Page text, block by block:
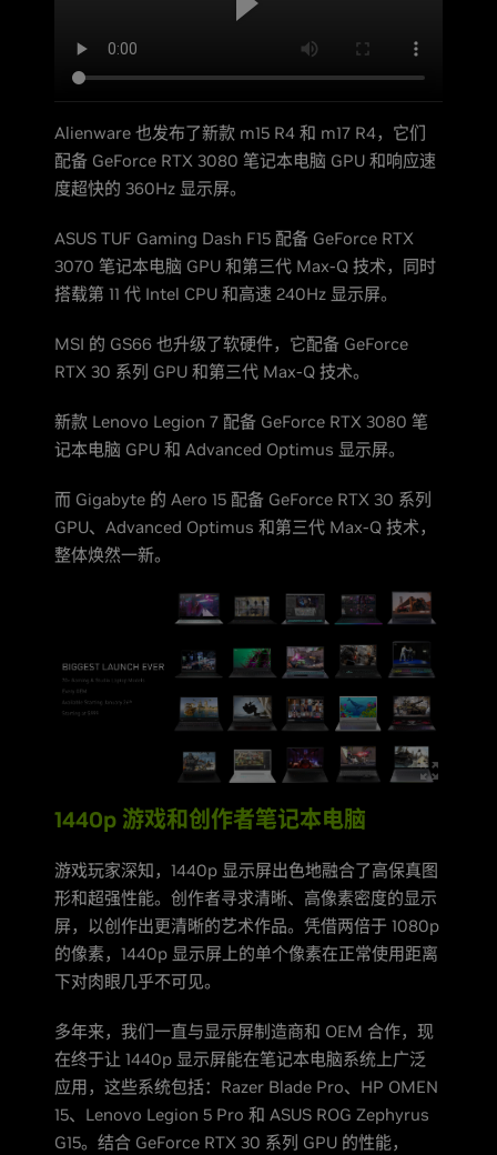
Alienware 也发布了新款 m15 R4 和 m17 R4，它们
配备 GeForce RTX 3080 笔记本电脑 GPU 和响应速
度超快的 360Hz 显示屏。
ASUS TUF Gaming Dash F15 配备 GeForce RTX
3070 笔记本电脑 GPU 和第三代 Max-Q 技术，同时
搭载第 11 代 Intel CPU 和高速 240Hz 显示屏。
MSI 的 GS66 也升级了软硬件，它配备 GeForce
RTX 30 系列 GPU 和第三代 Max-Q 技术。
新款 Lenovo Legion 7 配备 GeForce RTX 3080 笔
记本电脑 GPU 和 Advanced Optimus 显示屏。
而 Gigabyte 的 Aero 15 配备 GeForce RTX 30 系列
GPU、Advanced Optimus 和第三代 Max-Q 技术，
整体焕然一新。
1440p 游戏和创作者笔记本电脑
游戏玩家深知，1440p 显示屏出色地融合了高保真图
形和超强性能。创作者寻求清晰、高像素密度的显示
屏，以创作出更清晰的艺术作品。凭借两倍于 1080p
的像素，1440p 显示屏上的单个像素在正常使用距离
下对肉眼几乎不可见。
多年来，我们一直与显示屏制造商和 OEM 合作，现
在终于让 1440p 显示屏能在笔记本电脑系统上广泛
应用，这些系统包括：Razer Blade Pro、HP OMEN
15、Lenovo Legion 5 Pro 和 ASUS ROG Zephyrus
G15。结合 GeForce RTX 30 系列 GPU 的性能，